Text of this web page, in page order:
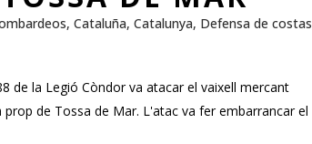
, Cataluña, Catalunya, Defensa de costas
de la Legió Còndor va atacar el vaixell mercant
de Tossa de Mar. L'atac va fer embarrancar el